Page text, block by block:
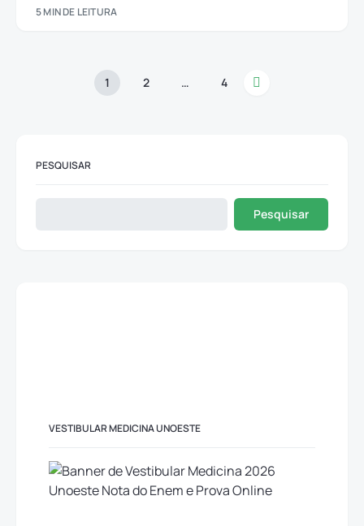
5 MIN DE LEITURA
1 2 … 4
PESQUISAR
Pesquisar
VESTIBULAR MEDICINA UNOESTE